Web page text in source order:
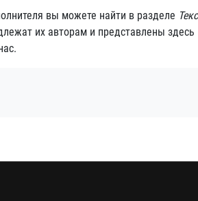
вы можете найти в разделе
их авторам и представлены здесь